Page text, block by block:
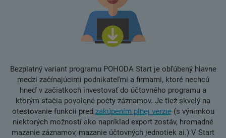
Bezplatný variant programu POHODA Start je obľúbený hlavne
medzi začínajúcimi podnikateľmi a firmami, ktoré nechcú
hneď v začiatkoch investovať do účtovného programu a
ktorým stačia povolené počty záznamov. Je tiež skvelý na
otestovanie funkcii pred zakúpením plnej verzie(s výnimkou
niektorých možností ako napríklad export zostáv, hromadné
mazanie záznamov, mazanie účtovných jednotiek ai.) V Start